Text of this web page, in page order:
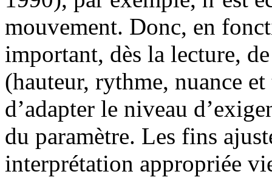
mouvement. Donc, en
important, dès la lecture,
(hauteur, rythme, nuance
d’adapter le niveau
du paramètre. Les fins
interprétation appropriée